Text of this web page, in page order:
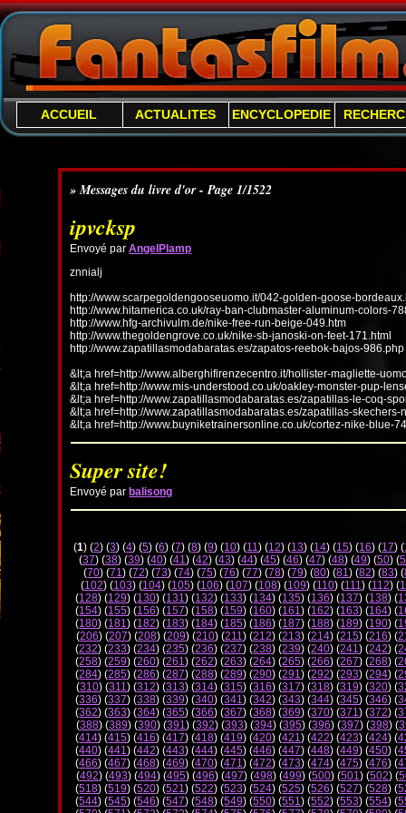
ACCUEIL ACTUALITES ENCYCLOPEDIE
» Messages du livre d'or - Page 1/1522
ipvcksp
Envoyé parAngelPlamp
znnialj
http://www.scarpegoldengooseuomo.it/042-golden-goose-
http://www.hitamerica.co.uk/ray-ban-clubmaster-aluminum-colors-
http://www.hfg-archivulm.de/nike-free-run-beige-049.htm
http://www.thegoldengrove.co.uk/nike-sb-janoski-on-feet-171.html
http://www.zapatillasmodabaratas.es/zapatos-reebok-bajos-986.php
&lt;a href=http://www.alberghifirenzecentro.it/hollister-magliette-
&lt;a href=http://www.mis-understood.co.uk/oakley-monster-pup-
&lt;a href=http://www.zapatillasmodabaratas.es/zapatillas-le-coq-
&lt;a href=http://www.zapatillasmodabaratas.es/zapatillas-
&lt;a href=http://www.buyniketrainersonline.co.uk/cortez-nike-blue-
Super site!
Envoyé par balisong
(1) (2) (3) (4) (5) (6) (7) (8) (9) (10) (11) (12) (13) (14) (15) (16) (17) (
(37) (38) (39) (40) (41) (42) (43) (44) (45) (46) (47) (48) (49) (50) (
(70) (71) (72) (73) (74) (75) (76) (77) (78) (79) (80) (81) (82) (83) (
(102) (103) (104) (105) (106) (107) (108) (109) (110) (111) (112) (
(128) (129) (130) (131) (132) (133) (134) (135) (136) (137) (138) (
(154) (155) (156) (157) (158) (159) (160) (161) (162) (163) (164) (
(180) (181) (182) (183) (184) (185) (186) (187) (188) (189) (190) (
(206) (207) (208) (209) (210) (211) (212) (213) (214) (215) (216) (
(232) (233) (234) (235) (236) (237) (238) (239) (240) (241) (242) (
(258) (259) (260) (261) (262) (263) (264) (265) (266) (267) (268) (
(284) (285) (286) (287) (288) (289) (290) (291) (292) (293) (294) (
(310) (311) (312) (313) (314) (315) (316) (317) (318) (319) (320) (
(336) (337) (338) (339) (340) (341) (342) (343) (344) (345) (346) (
(362) (363) (364) (365) (366) (367) (368) (369) (370) (371) (372) (
(388) (389) (390) (391) (392) (393) (394) (395) (396) (397) (398) (
(414) (415) (416) (417) (418) (419) (420) (421) (422) (423) (424) (
(440) (441) (442) (443) (444) (445) (446) (447) (448) (449) (450) (
(466) (467) (468) (469) (470) (471) (472) (473) (474) (475) (476) (
(492) (493) (494) (495) (496) (497) (498) (499) (500) (501) (502) (
(518) (519) (520) (521) (522) (523) (524) (525) (526) (527) (528) (
(544) (545) (546) (547) (548) (549) (550) (551) (552) (553) (554) (